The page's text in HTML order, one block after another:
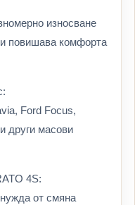
износване
повишава комфорта
Ford Focus,
други масови
4S:
от смяна